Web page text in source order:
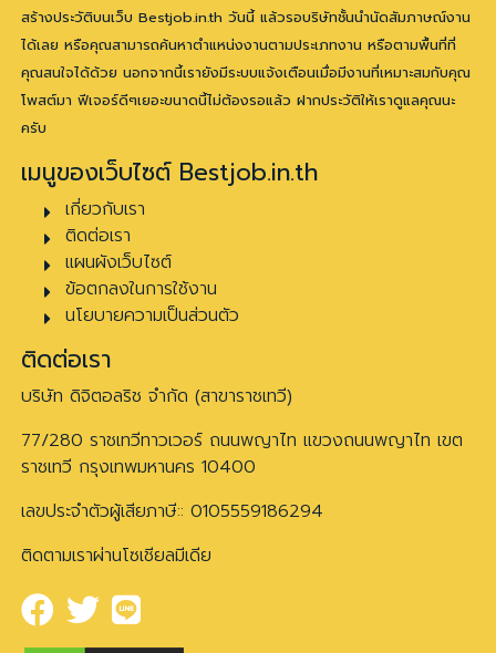
สร้างประวัติบนเว็บ Bestjob.in.th วันนี้ แล้วรอบริษัทชั้นนำนัดสัมภาษณ์งาน
ได้เลย หรือคุณสามารถค้นหาตำแหน่งงานตามประเภทงาน หรือตามพื้นที่ที่
คุณสนใจได้ด้วย นอกจากนี้เรายังมีระบบแจ้งเตือนเมื่อมีงานที่เหมาะสมกับคุณ
โพสต์มา ฟีเจอร์ดีๆเยอะขนาดนี้ไม่ต้องรอแล้ว ฝากประวัติให้เราดูแลคุณนะ
ครับ
เมนูของเว็บไซต์ Bestjob.in.th
เกี่ยวกับเรา
ติดต่อเรา
แผนผังเว็บไซต์
ข้อตกลงในการใช้งาน
นโยบายความเป็นส่วนตัว
ติดต่อเรา
บริษัท ดิจิตอลริช จำกัด (สาขาราชเทวี)
77/280 ราชเทวีทาวเวอร์ ถนนพญาไท แขวงถนนพญาไท เขต
ราชเทวี กรุงเทพมหานคร 10400
เลขประจำตัวผู้เสียภาษี:: 0105559186294
ติดตามเราผ่านโซเชียลมีเดีย